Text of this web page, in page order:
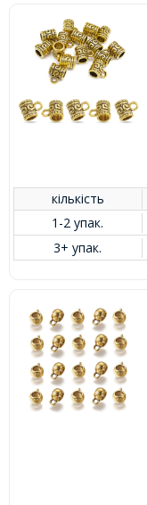
кількість
1-2 упак.
3+ упак.